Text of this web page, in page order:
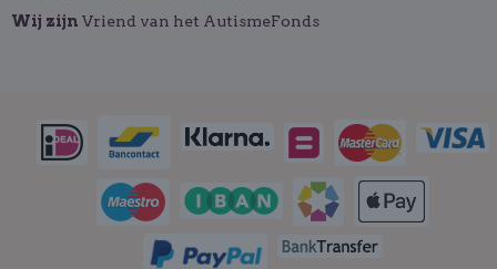
Wij zijn Vriend van het AutismeFonds